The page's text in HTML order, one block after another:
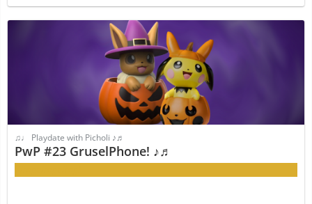
♫♩ Playdate with Picholi ♪♬
PwP #23 GruselPhone! ♪♬